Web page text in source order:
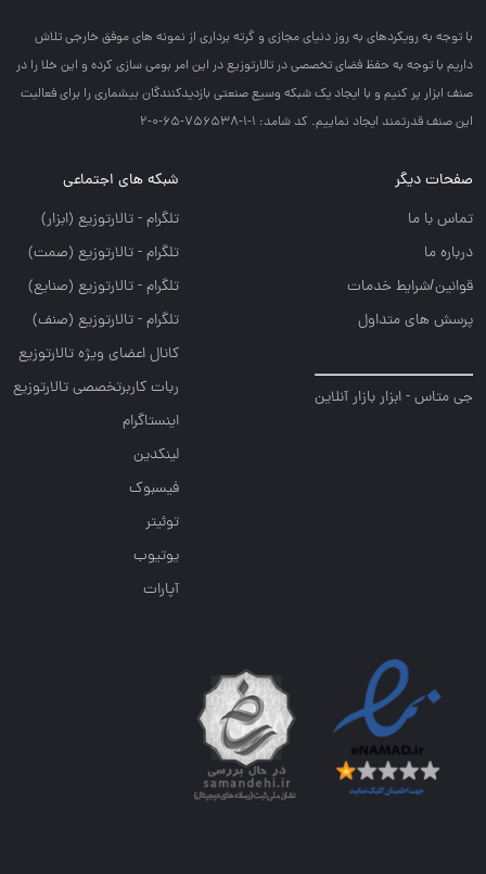
با توجه به رويكردهاي به روز دنياي مجازي و گرته برداري از نمونه هاي موفق خارجي تلاش
داريم با توجه به حفظ فضاي تخصصي در تالارتوزيع در اين امر بومي سازي كرده و اين خلا را در
صنف ابزار پر كنيم و با ايجاد يك شبكه وسيع صنعتي بازديدكنندگان بيشماري را براي فعاليت
اين صنف قدرتمند ايجاد نماييم. کد شامد: 1-1-756538-65-0-2
صفحات دیگر
تماس با ما
درباره ما
قوانین/شرایط خدمات
پرسش های متداول
جی متاس - ابزار بازار آنلاین
شبکه های اجتماعی
تلگرام - تالارتوزيع (ابزار)
تلگرام - تالارتوزيع (صمت)
تلگرام - تالارتوزيع (صنايع)
تلگرام - تالارتوزیع (صنف)
کانال اعضای ویژه تالارتوزیع
ربات کاربرتخصصی تالارتوزیع
اینستاگرام
لینکدین
فیسبوک
توئیتر
یوتیوب
آپارات